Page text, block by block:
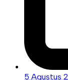
5 Agustus